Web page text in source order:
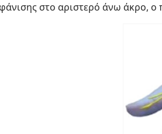
στο αριστερό άνω άκρο, ο